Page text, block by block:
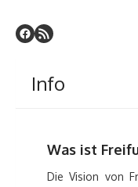
to
content
Freifunk
Freies WLAN für Hamm
Info
Was ist
Die Vision von